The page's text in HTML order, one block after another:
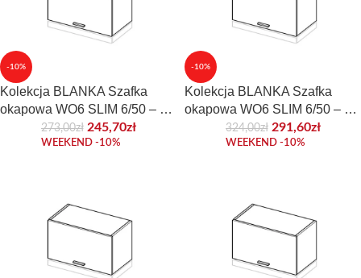
-10%
Kolekcja BLANKA Szafka
okapowa WO6 SLIM 6/50 – 60
cm. Front laminowany.
273,00zł 245,70zł
WEEKEND -10%
-10%
Kolekcja BLANKA Szafka
okapowa WO6 SLIM 6/50 – 60
cm. Front połyskowy lub
akrylowy.
324,00zł 291,60zł
WEEKEND -10%